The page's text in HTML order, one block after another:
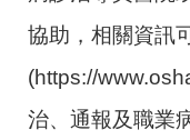
協助，相關資訊
(https://
治、通報及職業